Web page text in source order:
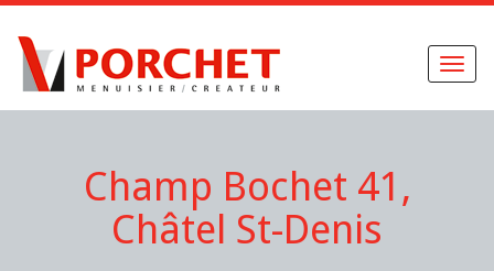
Champ Bochet 41,
Châtel St-Denis